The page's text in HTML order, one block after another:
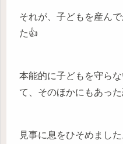
それが、子どもを産ん
た👍
本能的に子どもを守ら
て、そのほかにもあっ
見事に息をひそめました